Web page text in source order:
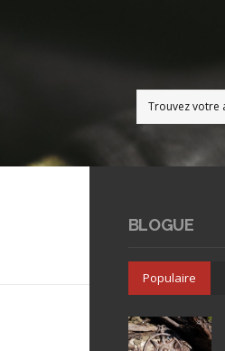
BLOGUE
Populaire